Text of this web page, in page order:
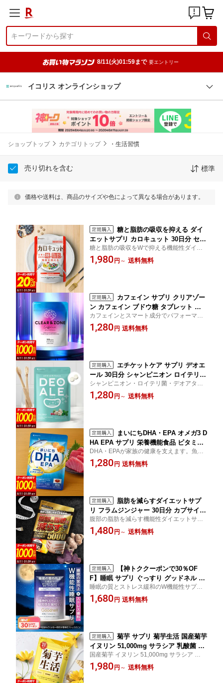
8/11(火)01:59まで 要エントリー
イコリス オンラインショップ
ショップトップ カテゴリトップ ・生活習慣
売り切れを含む 標準
価格や送料は、商品のサイズや色によって異なる場合があります。
糖と脂肪の吸収を抑える ダイ
エットサプリ カロキュット 30日分 セイ
タカミロバラン サラシア 血糖値 中性脂
肪 機能性表示食品 サプリメント 国内製
糖と脂肪の吸収をWで抑える機能性ダイエ
ットサプリ
1,980 円 ～ 送料無料
カフェイン サプリ クリアゾー
ン カフェイン ブドウ糖 タブレット 錠
剤 ホスファチジルセリン L-ドーパ L-フ
ェニルアラニン プラズマローゲン γアミ
カフェインとスマート成分でパフォーマン
スをハック、次世代型エナジーサプリメン
ト ブドウ糖配合 カフェイン タブレット 受
1,280 円 送料無料
エチケットケア サプリ デオエ
ール 30日分 シャンピニオン ロイテリ菌
キシリトール ミント すっきりケア 息リ
フレッシュ タブレット サプリメント 送
シャンピニオン・ロイテリ菌・デオアタッ
クの力で気になるエチケットを元からケア
1,280 円 ～ 送料無料
まいにちDHA・EPA オメガ3 D
HA EPA サプリ 栄養機能食品 ビタミン
D ルテイン クリルオイル 30日(30粒)
DHA・EPAが家族の健康を支えます。魚の
栄養を1粒で手軽にとれる！さらにクリルオ
イルで吸収アップ！
1,280 円 送料無料
脂肪を減らすダイエットサプ
リ フラムジンジャー 30日分 カプサイシ
ン カテキン L-カルニチン BCAA 内臓脂
肪 皮下脂肪 機能性表示食品 サプリメン
腹部の脂肪を減らす機能性ダイエットサプ
リ
1,480 円 ～ 送料無料
【神トククーポンで30％OF
F】睡眠 サプリ ぐっすり グッドネル 睡
眠 ストレス緩和 サプリメント ラフマ G
ABA グリシン テアニン トリプトファン
睡眠の質とストレス緩和のW機能性サプリ
メント。ゆったり時間をワンランク上へ。
1,680 円 送料無料
菊芋 サプリ 菊芋生活 国産菊芋
イヌリン 51,000mg サラシア 乳酸菌 30
日分 240粒入 サプリメント 国内製造 送
料無料
国産菊芋 イヌリン 51,000mg サラシア 乳酸
菌
1,980 円 ～ 送料無料